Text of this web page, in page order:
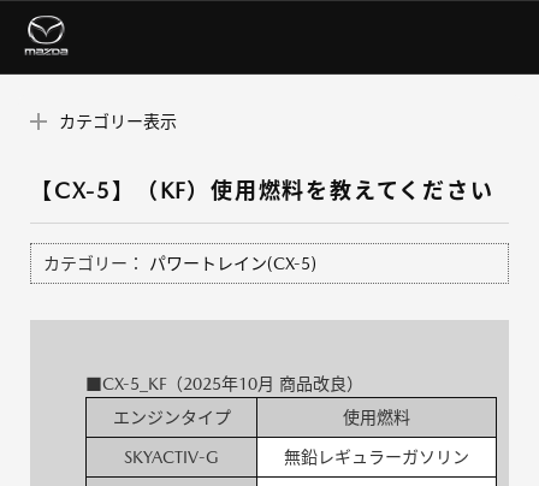
カテゴリー表示
【CX-5】（KF）使用燃料を教えてください
カテゴリー： パワートレイン(CX-5)
■CX-5_KF（2025年10月 商品改良）
エンジンタイプ
使用燃料
SKYACTIV-G 無鉛レギュラーガソリン